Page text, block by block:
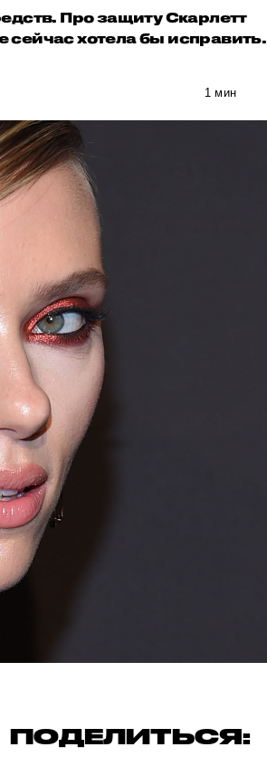
Про защиту Скарлетт
сейчас хотела бы исправить.
1 мин
ПОДЕЛИТЬСЯ: